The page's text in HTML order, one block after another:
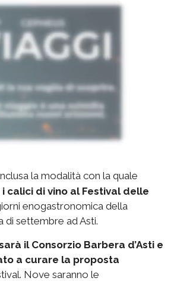
la modalità con la quale
i calici di vino al Festival delle
enogastronomica della
di settembre ad Asti.
il Consorzio Barbera d’Asti e
a curare la proposta
Nove saranno le